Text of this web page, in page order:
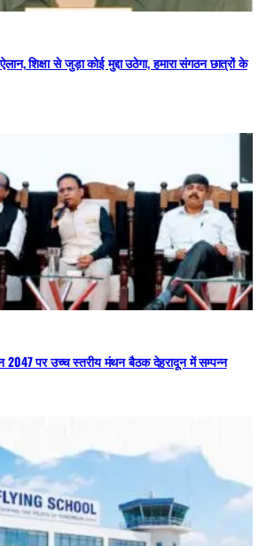
शिक्षा से जुड़ा कोई मुद्दा उठेगा, हमारा संगठन छात्रों के
2047 पर उच्च स्तरीय मंथन बैठक देहरादून में सम्पन्न